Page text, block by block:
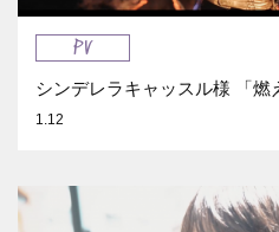
PV
シンデレラキャッスル様 「燃
1.12